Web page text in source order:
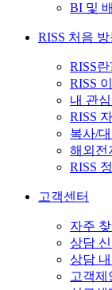
BI 및
RISS 처음
RISS란
RISS
내 관
RISS
복사/
해외전
RISS
고객센터
자주
상담
상담
고객제